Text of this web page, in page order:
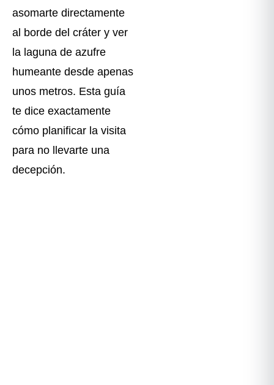
asomarte directamente
al borde del cráter y ver
la laguna de azufre
humeante desde apenas
unos metros. Esta guía
te dice exactamente
cómo planificar la visita
para no llevarte una
decepción.